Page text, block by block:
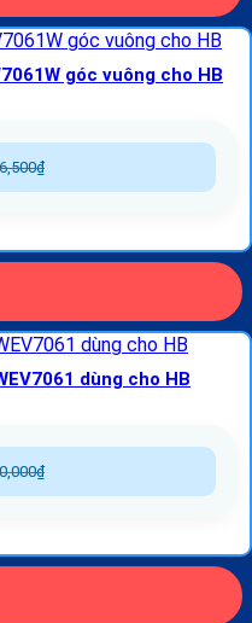
góc vuông cho HB
₫
dùng cho HB
₫